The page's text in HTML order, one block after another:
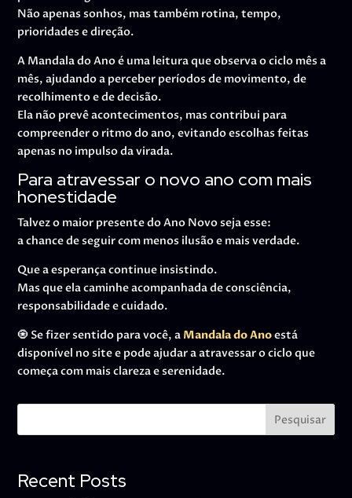
Não apenas sonhos, mas também rotina, tempo,
prioridades e direção.
A Mandala do Ano é uma leitura que observa o ciclo mês a
mês, ajudando a perceber períodos de movimento, de
recolhimento e de decisão.
Ela não prevê acontecimentos, mas contribui para
compreender o ritmo do ano, evitando escolhas feitas
apenas no impulso da virada.
Para atravessar o novo ano com mais
honestidade
Talvez o maior presente do Ano Novo seja esse:
a chance de seguir com menos ilusão e mais verdade.
Que a esperança continue insistindo.
Mas que ela caminhe acompanhada de consciência,
responsabilidade e cuidado.
🧿 Se fizer sentido para você, a Mandala do Anoestá
disponível no site e pode ajudar a atravessar o ciclo que
começa com mais clareza e serenidade.
Pesquisar
Recent Posts